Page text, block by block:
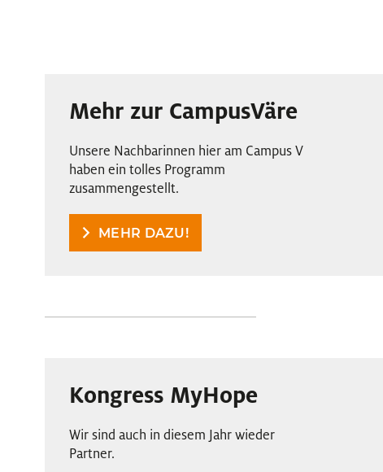
Mehr zur CampusVäre
Unsere Nachbarinnen hier am Campus V
haben ein tolles Programm
zusammengestellt.
MEHR DAZU!
Kongress MyHope
Wir sind auch in diesem Jahr wieder
Partner.